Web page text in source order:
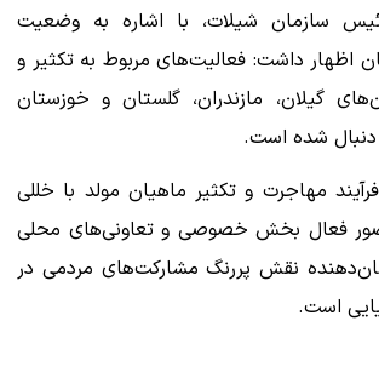
سازمان شیلات، با اشاره به وضعیت
اظهار داشت: فعالیت‌های مربوط به تکثیر و
گیلان، مازندران، گلستان و خوزستان
شده است.
مهاجرت و تکثیر ماهیان مولد با خللی
فعال بخش خصوصی و تعاونی‌های محلی
نقش پررنگ مشارکت‌های مردمی در
است.